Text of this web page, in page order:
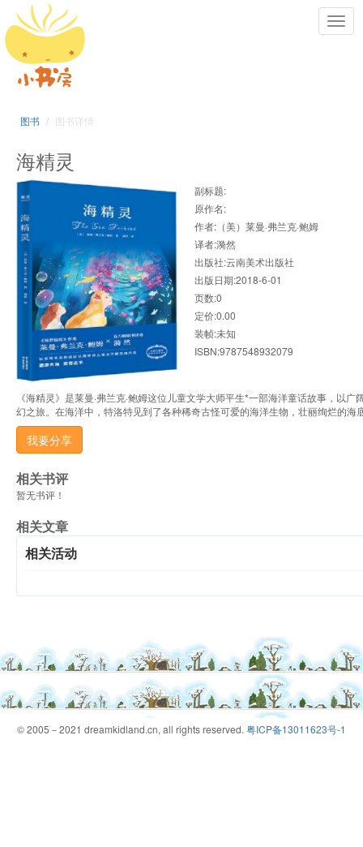
图书 图书详情
海精灵
副标题:
原作名:
作者:（美）莱曼·弗兰克·鲍姆
译者:漪然
出版社:云南美术出版社
出版日期:2018-6-01
页数:0
定价:0.00
装帧:未知
ISBN:9787548932079
《海精灵》是莱曼·弗兰克·鲍姆这位儿童文学大师平生*一部海洋童话故事，以
幻之旅。在海洋中，特洛特见到了各种稀奇古怪可爱的海洋生物，壮丽绚烂的
我要分享
相关书评
暂无书评！
相关文章
相关活动
© 2005－2021 dreamkidland.cn, all rights reserved. 粤ICP备13011623号-1